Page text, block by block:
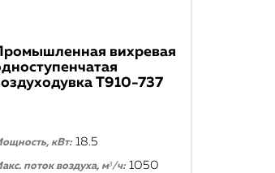
вихревая
T910-737
кВт: 18.5
поток воздуха, м³/ч: 1050